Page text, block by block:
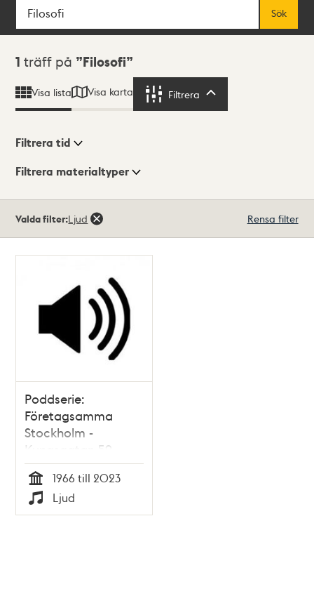
Sök
Sökresultat
1 träff på Filosofi
Visa lista Visa karta Filtrera
Visningsläge
Filtrera tid
Filtrera materialtyper
träffar
Valda filter:Ljud Rensa filter
Poddserie:
Företagsamma
Stockholm -
Kungsgatan 59,
Mah-Jong
Tid
1966 till 2023
Typ
Ljud